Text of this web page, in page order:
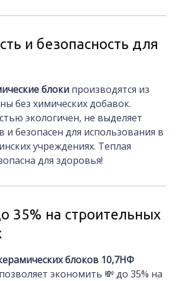
и безопасность для
блоки производятся из
без химических добавок.
экологичен, не выделяет
безопасен для использования в
учреждениях. Теплая
для здоровья!
35% на строительных
блоков 10,7НФ
экономить 💸 до 35% на